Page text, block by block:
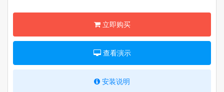
立即购买
查看演示
安装说明